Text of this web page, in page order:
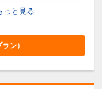
のリソルポ
）
組につき1回限り可
っと見る
ラン）